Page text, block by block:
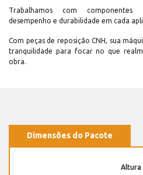
Trabalhamos com componentes
desempenho e durabilidade em cada
Com peças de reposição CNH, sua
tranquilidade para focar no que
obra.
Dimensões do Pacote
Altura